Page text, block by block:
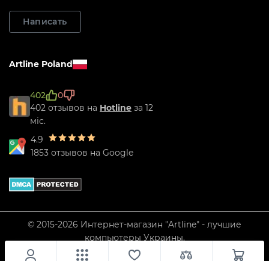
Написать
Artline Poland
402
0
402 отзывов на Hotline за 12
міс.
4.9
1853 отзывов на Google
© 2015-2026 Интернет-магазин "Artline" - лучшие
компьютеры Украины.